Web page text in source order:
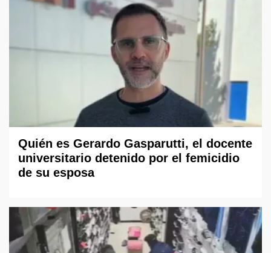
Quién es Gerardo Gasparutti, el docente
universitario detenido por el femicidio
de su esposa